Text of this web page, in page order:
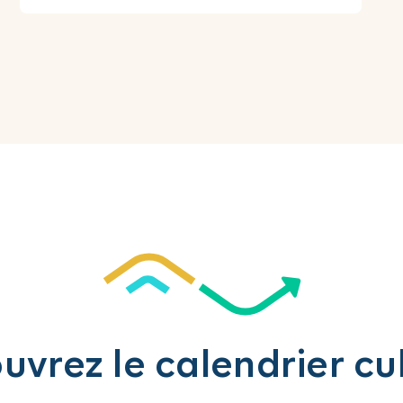
le calendrier